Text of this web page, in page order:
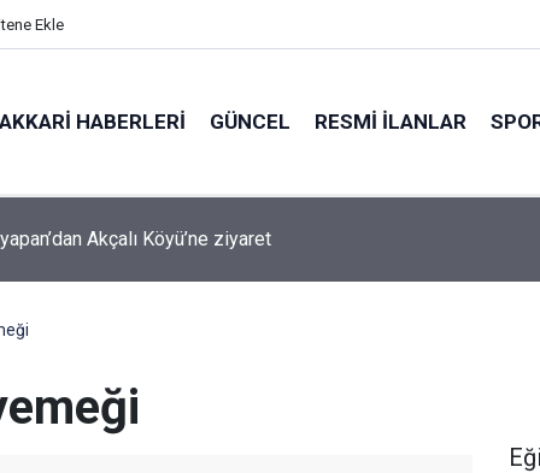
Ekle
HABERLERI GÜNCEL RESMI İLANLAR
Akbulut Köyü’nü ziyaret etti